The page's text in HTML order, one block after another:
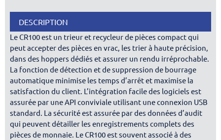
DESCRIPTION
Le CR100 est un trieur et recycleur de pièces compact qui
peut accepter des pièces en vrac, les trier à haute précision,
dans des hoppers dédiés et assurer un rendu irréprochable.
La fonction de détection et de suppression de bourrage
automatique minimise les temps d’arrêt et maximise la
satisfaction du client. L’intégration facile des logiciels est
assurée par une API conviviale utilisant une connexion USB
standard. La sécurité est assurée par des données d’audit
qui peuvent détailler les enregistrements complets des
pièces de monnaie. Le CR100 est souvent associé à des